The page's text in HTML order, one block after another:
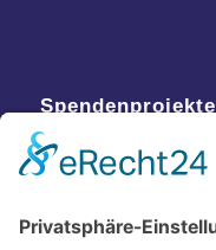
Spendenprojekte